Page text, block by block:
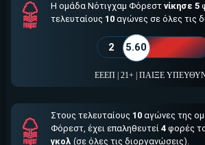
Η ομάδα Νότιγχαμ Φόρεστ νίκησε 5
τελευταίους 10 αγώνες σε όλες τις
2 5.60
ΕΕΕΠ | 21+ | ΠΑΙΞΕ
Στους τελευταίους 10 αγώνες της
Φόρεστ, έχει επαληθευτεί 4 φορές
γκολ (σε όλες τις διοργανώσεις).